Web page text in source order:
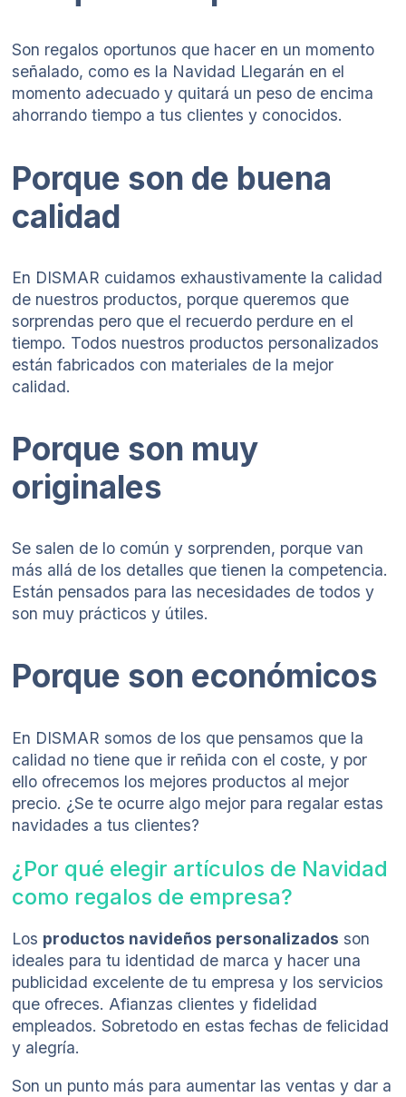
Son regalos oportunos que hacer en un momento
señalado, como es la Navidad Llegarán en el
momento adecuado y quitará un peso de encima
ahorrando tiempo a tus clientes y conocidos.
Porque son de buena
calidad
En DISMAR cuidamos exhaustivamente la calidad
de nuestros productos, porque queremos que
sorprendas pero que el recuerdo perdure en el
tiempo. Todos nuestros productos personalizados
están fabricados con materiales de la mejor
calidad.
Porque son muy
originales
Se salen de lo común y sorprenden, porque van
más allá de los detalles que tienen la competencia.
Están pensados para las necesidades de todos y
son muy prácticos y útiles.
Porque son económicos
En DISMAR somos de los que pensamos que la
calidad no tiene que ir reñida con el coste, y por
ello ofrecemos los mejores productos al mejor
precio. ¿Se te ocurre algo mejor para regalar estas
navidades a tus clientes?
¿Por qué elegir artículos de Navidad
como regalos de empresa?
Los productos navideños personalizados son
ideales para tu identidad de marca y hacer una
publicidad excelente de tu empresa y los servicios
que ofreces. Afianzas clientes y fidelidad
empleados. Sobretodo en estas fechas de felicidad
y alegría.
Son un punto más para aumentar las ventas y dar a